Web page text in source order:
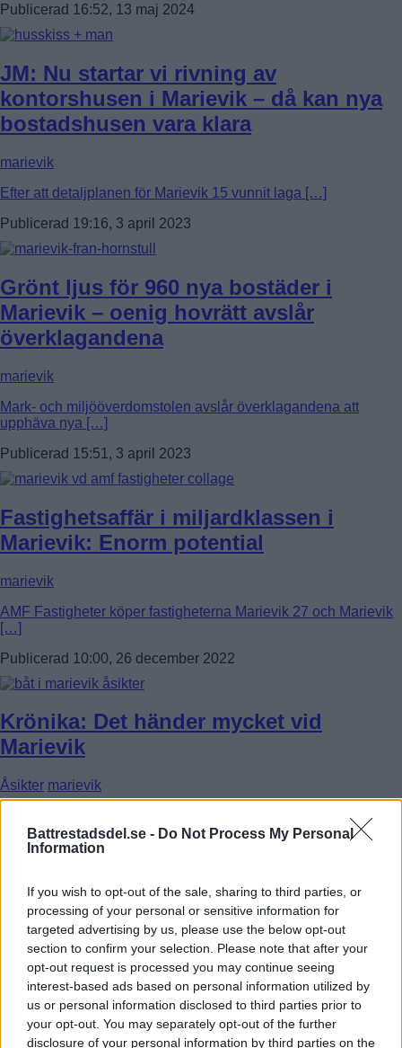
Battrestadsdel.se - Do Not Process My Personal
Information
If you wish to opt-out of the sale, sharing to third parties, or
processing of your personal or sensitive information for
targeted advertising by us, please use the below opt-out
section to confirm your selection. Please note that after your
opt-out request is processed you may continue seeing
interest-based ads based on personal information utilized by
us or personal information disclosed to third parties prior to
your opt-out. You may separately opt-out of the further
disclosure of your personal information by third parties on the
Publicerad 16:52, 13 maj 2024
JM: Nu startar vi rivning av
kontorshusen i Marievik – då kan nya
bostadshusen vara klara
marievik
Efter att detaljplanen för Marievik 15 vunnit laga […]
Publicerad 19:16, 3 april 2023
Grönt ljus för 960 nya bostäder i
Marievik – oenig hovrätt avslår
överklagandena
marievik
Mark- och miljööverdomstolen avslår överklagandena att
upphäva nya […]
Publicerad 15:51, 3 april 2023
Fastighetsaffär i miljardklassen i
Marievik: Enorm potential
marievik
AMF Fastigheter köper fastigheterna Marievik 27 och Marievik
[…]
Publicerad 10:00, 26 december 2022
Krönika: Det händer mycket vid
Marievik
Åsikter marievik
KRÖNIKA. Det händer mycket vid Marievik. Under veckan […]
Publicerad 12:01, 28 oktober 2022
Padelvågen når Marievik
marievik
På söndagskvällen smög ett ovanligt fartyg in i […]
Publicerad 13:47, 30 maj 2022